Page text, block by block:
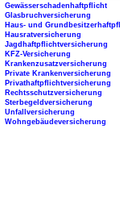
Gewässerschadenhaftpflicht
Glasbruchversicherung
Haus- und
Hausratversicherung
Jagdhaftpflichtversicherung
KFZ-Versicherung
Krankenzusatzversicherung
Private Krankenversicherung
Privathaftpflichtversicherung
Rechtsschutzversicherung
Sterbegeldversicherung
Unfallversicherung
Wohngebäudeversicherung